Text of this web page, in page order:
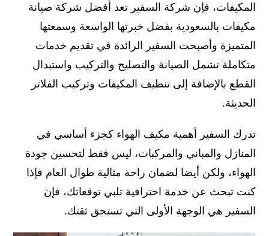
المكيفات، فإن شركة السفير تعد أفضل شركة صيانة
مكيفات بالسعودية بفضل خبرتها الواسعة وسمعتها
المتميزة وأصبحت السفير الرائدة في تقديم خدمات
متكاملة تشمل الصيانة والتصليح والتركيب واستبدال
القطع بالإضافة إلى تنظيف المكيفات وتركيب الفلاتر
الحديثة.
تدرك السفير أهمية مكيف الهواء كجزء أساسي في
المنازل والمباني والمركبات، ليس فقط لتحسين جودة
الهواء، ولكن أيضا لضمان راحة مثالية طوال العام فإذا
كنت تبحث عن خدمة احترافية تلبي توقعاتك، فإن
السفير هي الوجهة الأولى التي تستحق ثقتك.